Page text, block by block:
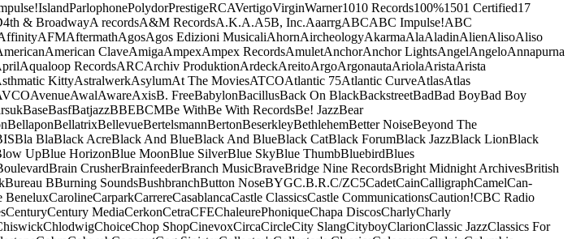
IslandParlophonePolydorPrestigeRCAVertigoVirginWarner1010 Records100%1501 Certified17
4th & BroadwayA recordsA&M RecordsA.K.A.A5B, Inc.AaarrgABCABC Impulse!ABC
AFMAftermathAgosAgos Edizioni MusicaliAhornAircheologyAkarmaAlaAladinAlienAlisoAliso
American ClaveAmigaAmpexAmpex RecordsAmuletAnchorAnchor LightsAngelAngeloAnnapurna
Aqualoop RecordsARCArchiv ProduktionArdeckAreitoArgoArgonautaAriolaAristaArista
KittyAstralwerkAsylumAt The MoviesATCOAtlantic 75Atlantic CurveAtlasAtlas
AvenueAwalAwareAxisB. FreeBabylonBacillusBack On BlackBackstreetBadBad BoyBad Boy
BaseBasfBatjazzBBEBCMBe WithBe With RecordsBe! JazzBear
BellaponBellatrixBellevueBertelsmannBertonBeserkleyBethlehemBetter NoiseBeyond The
Bla BlaBlack AcreBlack And BlueBlack And BlueBlack CatBlack ForumBlack JazzBlack LionBlack
UpBlue HorizonBlue MoonBlue SilverBlue SkyBlue ThumbBluebirdBlues
Brain CrusherBrainfeederBranch MusicBraveBridge Nine RecordsBright Midnight ArchivesBritish
Bureau BBurning SoundsBushbranchButton NoseBYGC.B.R.C/ZC5CadetCainCalligraphCamelCan-
BeneluxCarolineCarparkCarrereCasablancaCastle ClassicsCastle CommunicationsCaution!CBC Radio
CenturyCentury MediaCerkonCetraCFEChaleurePhoniqueChapa DiscosCharlyCharly
ChlodwigChoiceChop ShopCinevoxCircaCircleCity SlangCityboyClarionClassic JazzClassics For